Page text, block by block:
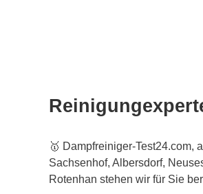
🥇 Dampfreiniger-Test24.com,
Sachsenhof, Albersdorf,
Rotenhan stehen wir für Sie